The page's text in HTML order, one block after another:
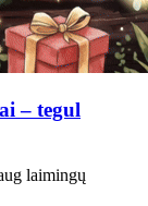
– tegul
laimingų